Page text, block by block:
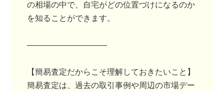
の相場の中で、自宅がどの位置づけになるのか
を知ることができます。
――――――――――
【簡易査定だからこそ理解しておきたいこと】
簡易査定は、過去の取引事例や周辺の市場デー